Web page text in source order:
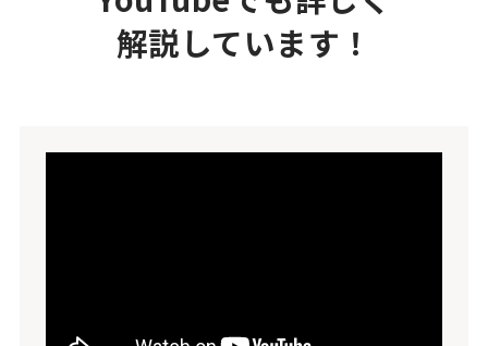
解説しています！